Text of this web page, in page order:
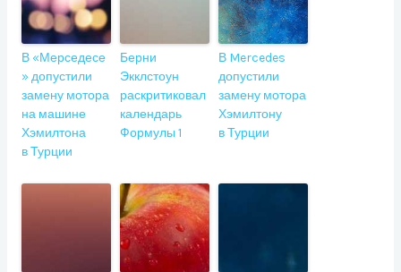
В «Мерседесе
» допустили
замену мотора
на машине
Хэмилтона
в Турции
Берни
Экклстоун
раскритиковал
календарь
Формулы 1
В Mercedes
допустили
замену мотора
Хэмилтону
в Турции